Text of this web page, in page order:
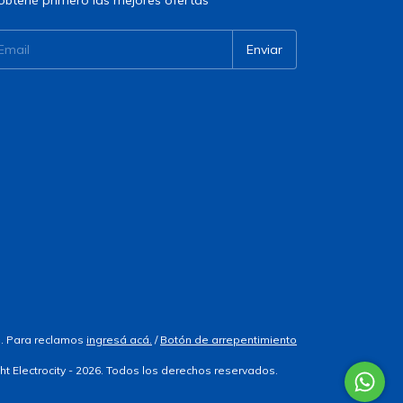
Para reclamos ingresá acá. / Botón de arrepentimiento
Electrocity - 2026. Todos los derechos reservados.